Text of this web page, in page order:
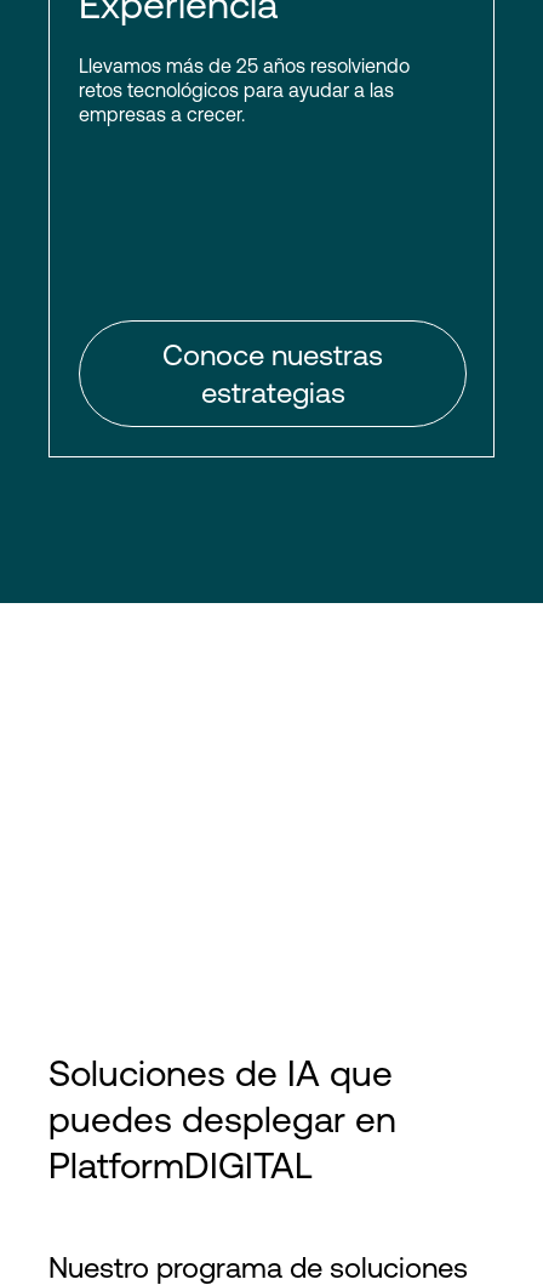
Llevamos más de 25 años resolviendo
retos tecnológicos para ayudar a las
empresas a crecer.
Conoce nuestras
estrategias
Soluciones de IA que
puedes desplegar en
PlatformDIGITAL
Nuestro programa de soluciones